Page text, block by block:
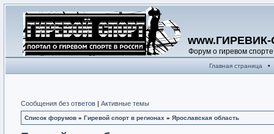
Форум о гиревом спорте
Главная страница •
Сообщения без ответов | Активные темы
Список форумов » Гиревой спорт в регионах » Ярославская область